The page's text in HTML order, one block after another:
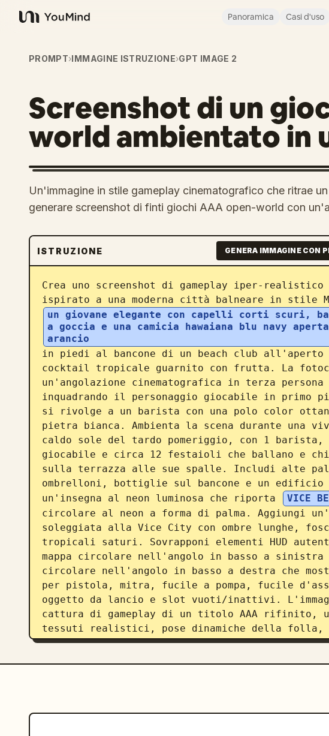
YouMind
Panoramica Casi d'uso
PROMPT›IMMAGINE ISTRUZIONE›GPT IMAGE 2
Screenshot di un
world ambientato in
Un'immagine in stile gameplay cinematografico che ritrae
generare screenshot di finti giochi AAA open-world con
ISTRUZIONE GENERA IMMAGINE CON
Crea uno screenshot di gameplay iper-
ispirato a una moderna città balneare in stile
un giovane elegante con capelli corti scuri,
a goccia e una camicia hawaiana blu navy
arancio
in piedi al bancone di un beach club all'aperto
cocktail tropicale guarnito con frutta. La
un'angolazione cinematografica in terza
inquadrando il personaggio giocabile in primo
si rivolge a un barista con una polo color
pietra bianca. Ambienta la scena durante una
caldo sole del tardo pomeriggio, con 1 barista,
giocabile e circa 12 festaioli che ballano e
sulla terrazza alle sue spalle. Includi alte
ombrelloni, bottiglie sul bancone e un
un'insegna al neon luminosa che riporta
VICE
circolare al neon a forma di palma. Aggiungi
soleggiata alla Vice City con ombre lunghe,
tropicali saturi. Sovrapponi elementi HUD
mappa circolare nell'angolo in basso a
circolare nell'angolo in basso a destra che
per pistola, mitra, fucile a pompa, fucile
oggetto da lancio e slot vuoti/inattivi.
cattura di gameplay di un titolo AAA rifinito,
tessuti realistici, pose dinamiche della folla,
ridotta e un leggero effetto lens bloom.